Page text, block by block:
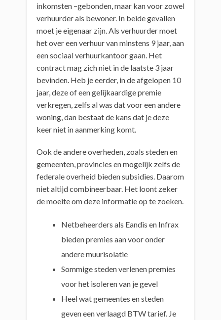
inkomsten –gebonden, maar kan voor zowel
verhuurder als bewoner. In beide gevallen
moet je eigenaar zijn. Als verhuurder moet
het over een verhuur van minstens 9 jaar, aan
een sociaal verhuurkantoor gaan. Het
contract mag zich niet in de laatste 3 jaar
bevinden. Heb je eerder, in de afgelopen 10
jaar, deze of een gelijkaardige premie
verkregen, zelfs al was dat voor een andere
woning, dan bestaat de kans dat je deze
keer niet in aanmerking komt.
Ook de andere overheden, zoals steden en
gemeenten, provincies en mogelijk zelfs de
federale overheid bieden subsidies. Daarom
niet altijd combineerbaar. Het loont zeker
de moeite om deze informatie op te zoeken.
Netbeheerders als Eandis en Infrax
bieden premies aan voor onder
andere muurisolatie
Sommige steden verlenen premies
voor het isoleren van je gevel
Heel wat gemeentes en steden
geven een verlaagd BTW tarief. Je